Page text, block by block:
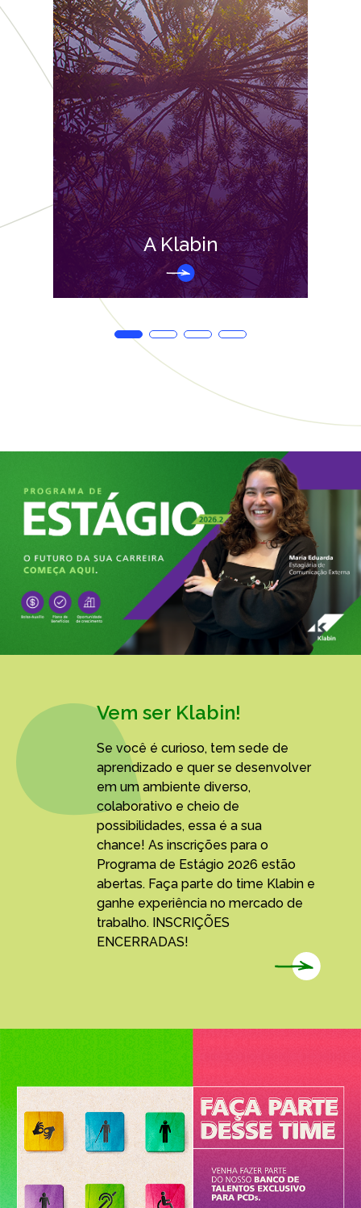
A Klabin
Vem ser Klabin!
Se você é curioso, tem sede de
aprendizado e quer se desenvolver
em um ambiente diverso,
colaborativo e cheio de
possibilidades, essa é a sua
chance! As inscrições para o
Programa de Estágio 2026 estão
abertas. Faça parte do time Klabin e
ganhe experiência no mercado de
trabalho. INSCRIÇÕES
ENCERRADAS!